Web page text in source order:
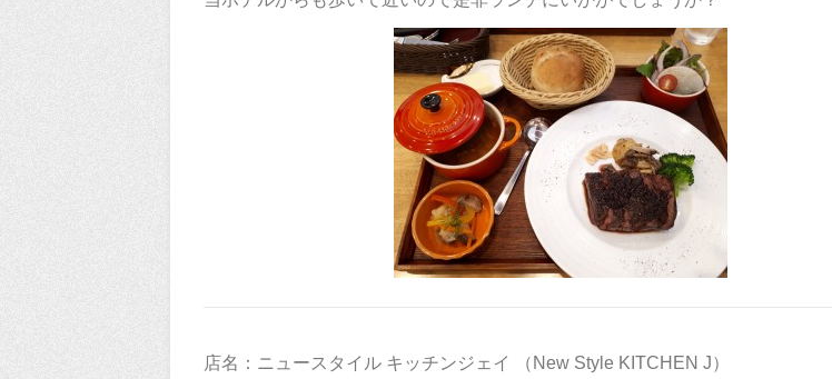
店名：ニュースタイル キッチンジェイ （New Style KITCHEN J）